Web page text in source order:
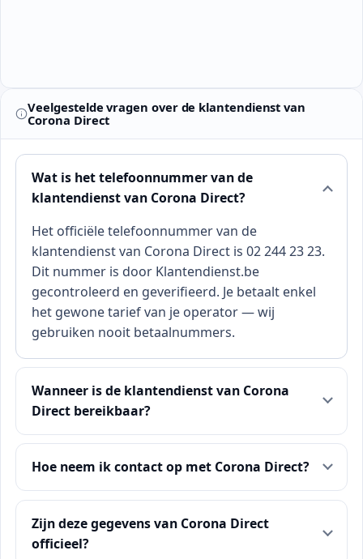
Veelgestelde vragen over de klantendienst van
Corona Direct
Wat is het telefoonnummer van de
klantendienst van Corona Direct?
Het officiële telefoonnummer van de
klantendienst van Corona Direct is 02 244 23 23.
Dit nummer is door Klantendienst.be
gecontroleerd en geverifieerd. Je betaalt enkel
het gewone tarief van je operator — wij
gebruiken nooit betaalnummers.
Wanneer is de klantendienst van Corona
Direct bereikbaar?
Hoe neem ik contact op met Corona Direct?
Zijn deze gegevens van Corona Direct
officieel?